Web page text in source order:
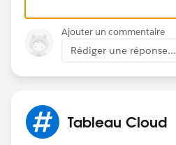
HTH
Peter
Ajouter un commentaire
Rédiger une réponse...
Tableau Cloud